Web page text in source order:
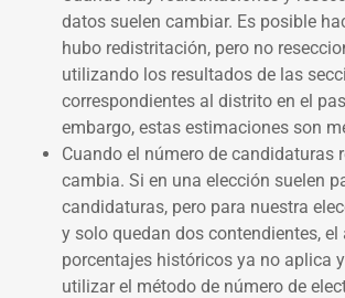
datos suelen cambiar. Es posible
hubo redistritación, pero no
utilizando los resultados de las
correspondientes al distrito en el
embargo, estas estimaciones son
Cuando el número de candidaturas
cambia. Si en una elección suelen
candidaturas, pero para nuestra
y solo quedan dos contendientes,
porcentajes históricos ya no aplica
utilizar el método de número de